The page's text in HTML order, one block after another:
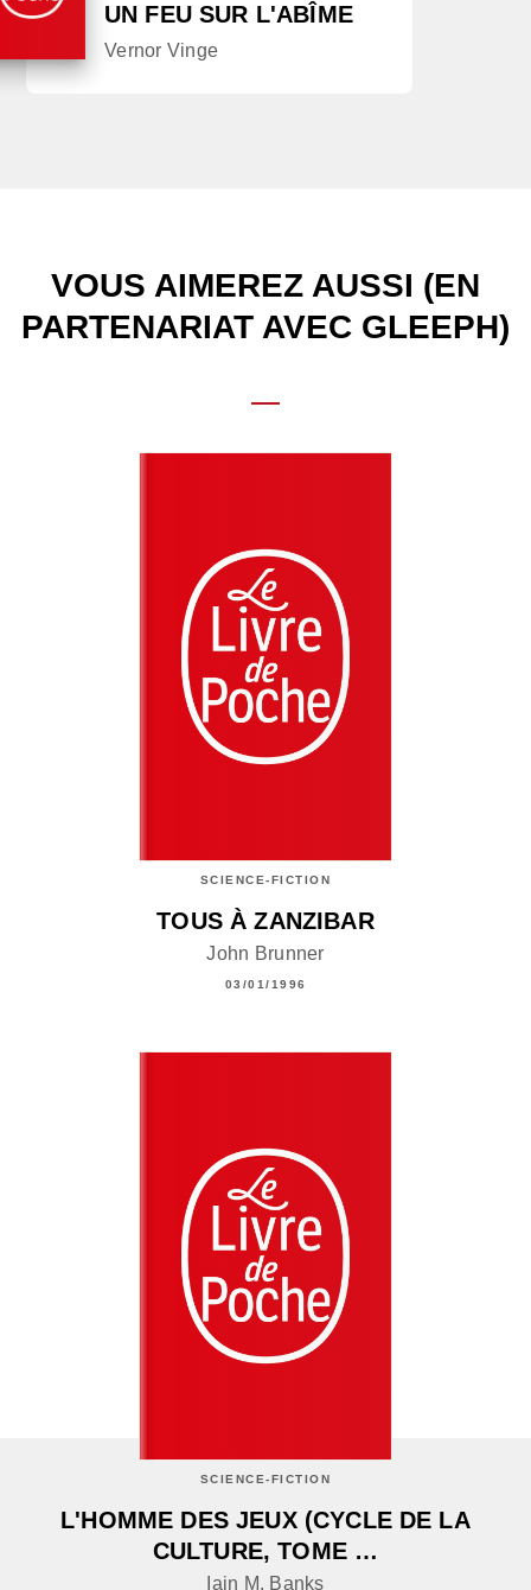
UN FEU SUR L'ABÎME
Vernor Vinge
VOUS AIMEREZ AUSSI (EN
PARTENARIAT AVEC GLEEPH)
SCIENCE-FICTION
TOUS À ZANZIBAR
John Brunner
03/01/1996
SCIENCE-FICTION
L'HOMME DES JEUX (CYCLE DE LA
CULTURE, TOME …
Iain M. Banks